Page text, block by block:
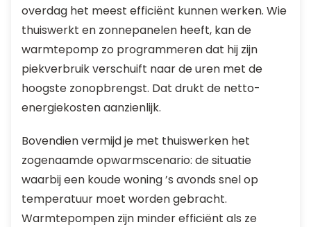
overdag het meest efficiënt kunnen werken. Wie
thuiswerkt en zonnepanelen heeft, kan de
warmtepomp zo programmeren dat hij zijn
piekverbruik verschuift naar de uren met de
hoogste zonopbrengst. Dat drukt de netto-
energiekosten aanzienlijk.
Bovendien vermijd je met thuiswerken het
zogenaamde opwarmscenario: de situatie
waarbij een koude woning ’s avonds snel op
temperatuur moet worden gebracht.
Warmtepompen zijn minder efficiënt als ze